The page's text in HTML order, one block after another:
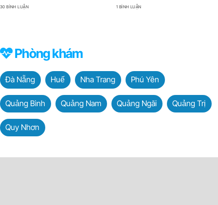
30 BÌNH LUẬN 1 BÌNH LUẬN
Phòng khám
Đà Nẵng Huế Nha Trang Phú Yên
Quảng Bình Quảng Nam Quảng Ngãi Quảng Trị
Quy Nhơn